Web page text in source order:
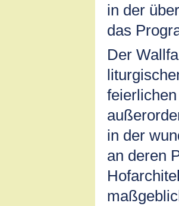
in der
das
Der
in der
an deren